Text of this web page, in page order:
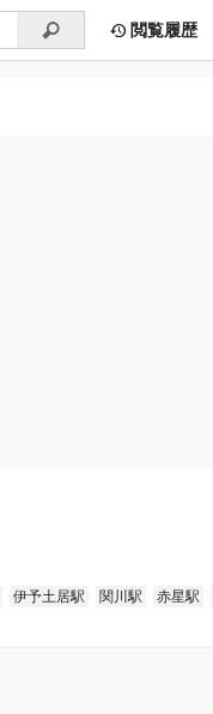
閲覧履歴
伊予土居駅 関川駅 赤星駅